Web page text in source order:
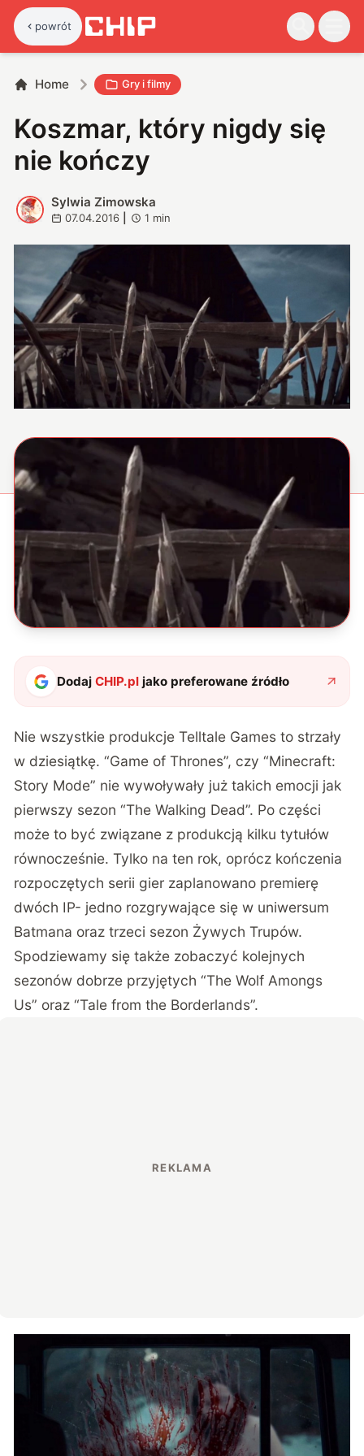
powrót
Home Gry i filmy
Koszmar, który nigdy się
nie kończy
S
Sylwia Zimowska
07.04.2016 1 min
DodajCHIP.pl jako preferowane źródło
Nie wszystkie produkcje Telltale Games to strzały
w dziesiątkę. “Game of Thrones”, czy “Minecraft:
Story Mode” nie wywoływały już takich emocji jak
pierwszy sezon “The Walking Dead”. Po części
może to być związane z produkcją kilku tytułów
równocześnie. Tylko na ten rok, oprócz kończenia
rozpoczętych serii gier zaplanowano premierę
dwóch IP- jedno rozgrywające się w uniwersum
Batmana oraz trzeci sezon Żywych Trupów.
Spodziewamy się także zobaczyć kolejnych
sezonów dobrze przyjętych “The Wolf Amongs
Us” oraz “Tale from the Borderlands”.